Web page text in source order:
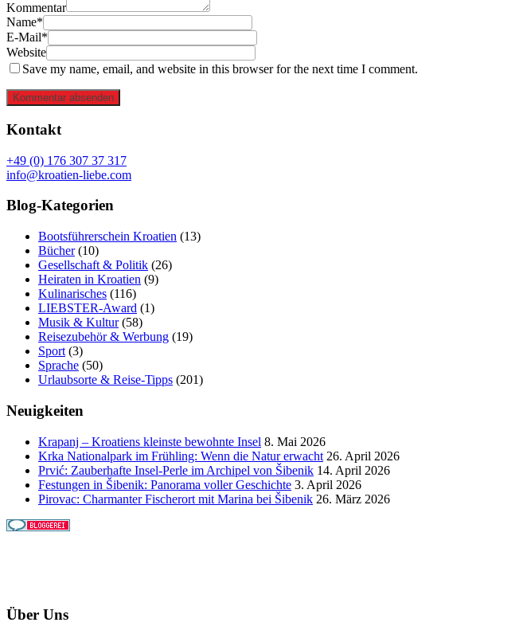
Kommentar
Name*
E-Mail*
Website
Save my name, email, and website in this browser for the next time I comment.
Kommentar absenden
Kontakt
+49 (0) 176 307 37 317
info@kroatien-liebe.com
Blog-Kategorien
Bootsführerschein Kroatien (13)
Bücher(10)
Gesellschaft & Politik (26)
Heiraten in Kroatien (9)
Kulinarisches (116)
LIEBSTER-Award (1)
Musik & Kultur(58)
Reisezubehör & Werbung (19)
Sport (3)
Sprache (50)
Urlaubsorte & Reise-Tipps (201)
Neuigkeiten
Krapanj – Kroatiens kleinste bewohnte Insel 8. Mai 2026
Krka Nationalpark im Frühling: Wenn die Natur erwacht 26. April 2026
Prvić: Zauberhafte Insel-Perle im Archipel von Šibenik 14. April 2026
Festungen in Šibenik: Panorama voller Geschichte 3. April 2026
Pirovac: Charmanter Fischerort mit Marina bei Šibenik 26. März 2026
Über Uns